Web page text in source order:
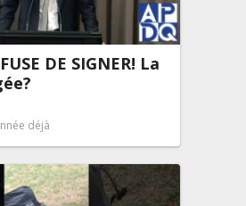
DE SIGNER! La
déjà